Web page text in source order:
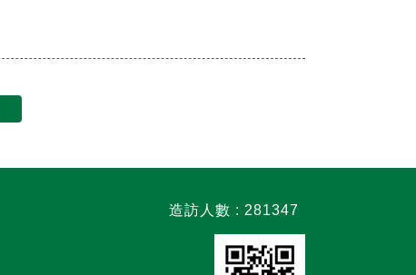
造訪人數 : 281347